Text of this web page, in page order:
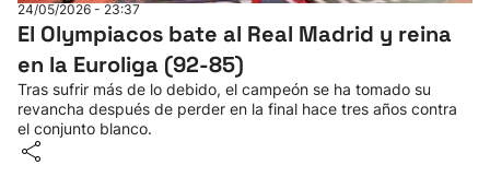
24/05/2026 - 23:37
El Olympiacos bate al Real Madrid y reina
en la Euroliga (92-85)
Tras sufrir más de lo debido, el campeón se ha tomado su
revancha después de perder en la final hace tres años contra
el conjunto blanco.